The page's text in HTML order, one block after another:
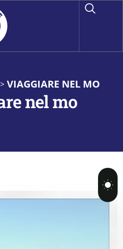
> VIAGGIARE NEL MO
nel mo